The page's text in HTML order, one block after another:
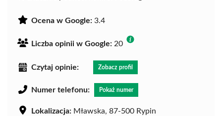
Ocena w Google: 3.4
Liczba opinii w Google: 20
Czytaj opinie: Zobacz profil
Numer telefonu: Pokaż numer
Lokalizacja: Mławska, 87-500 Rypin